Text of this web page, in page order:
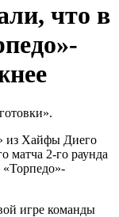
что в
из Хайфы Диего
матча 2-го раунда
игре команды